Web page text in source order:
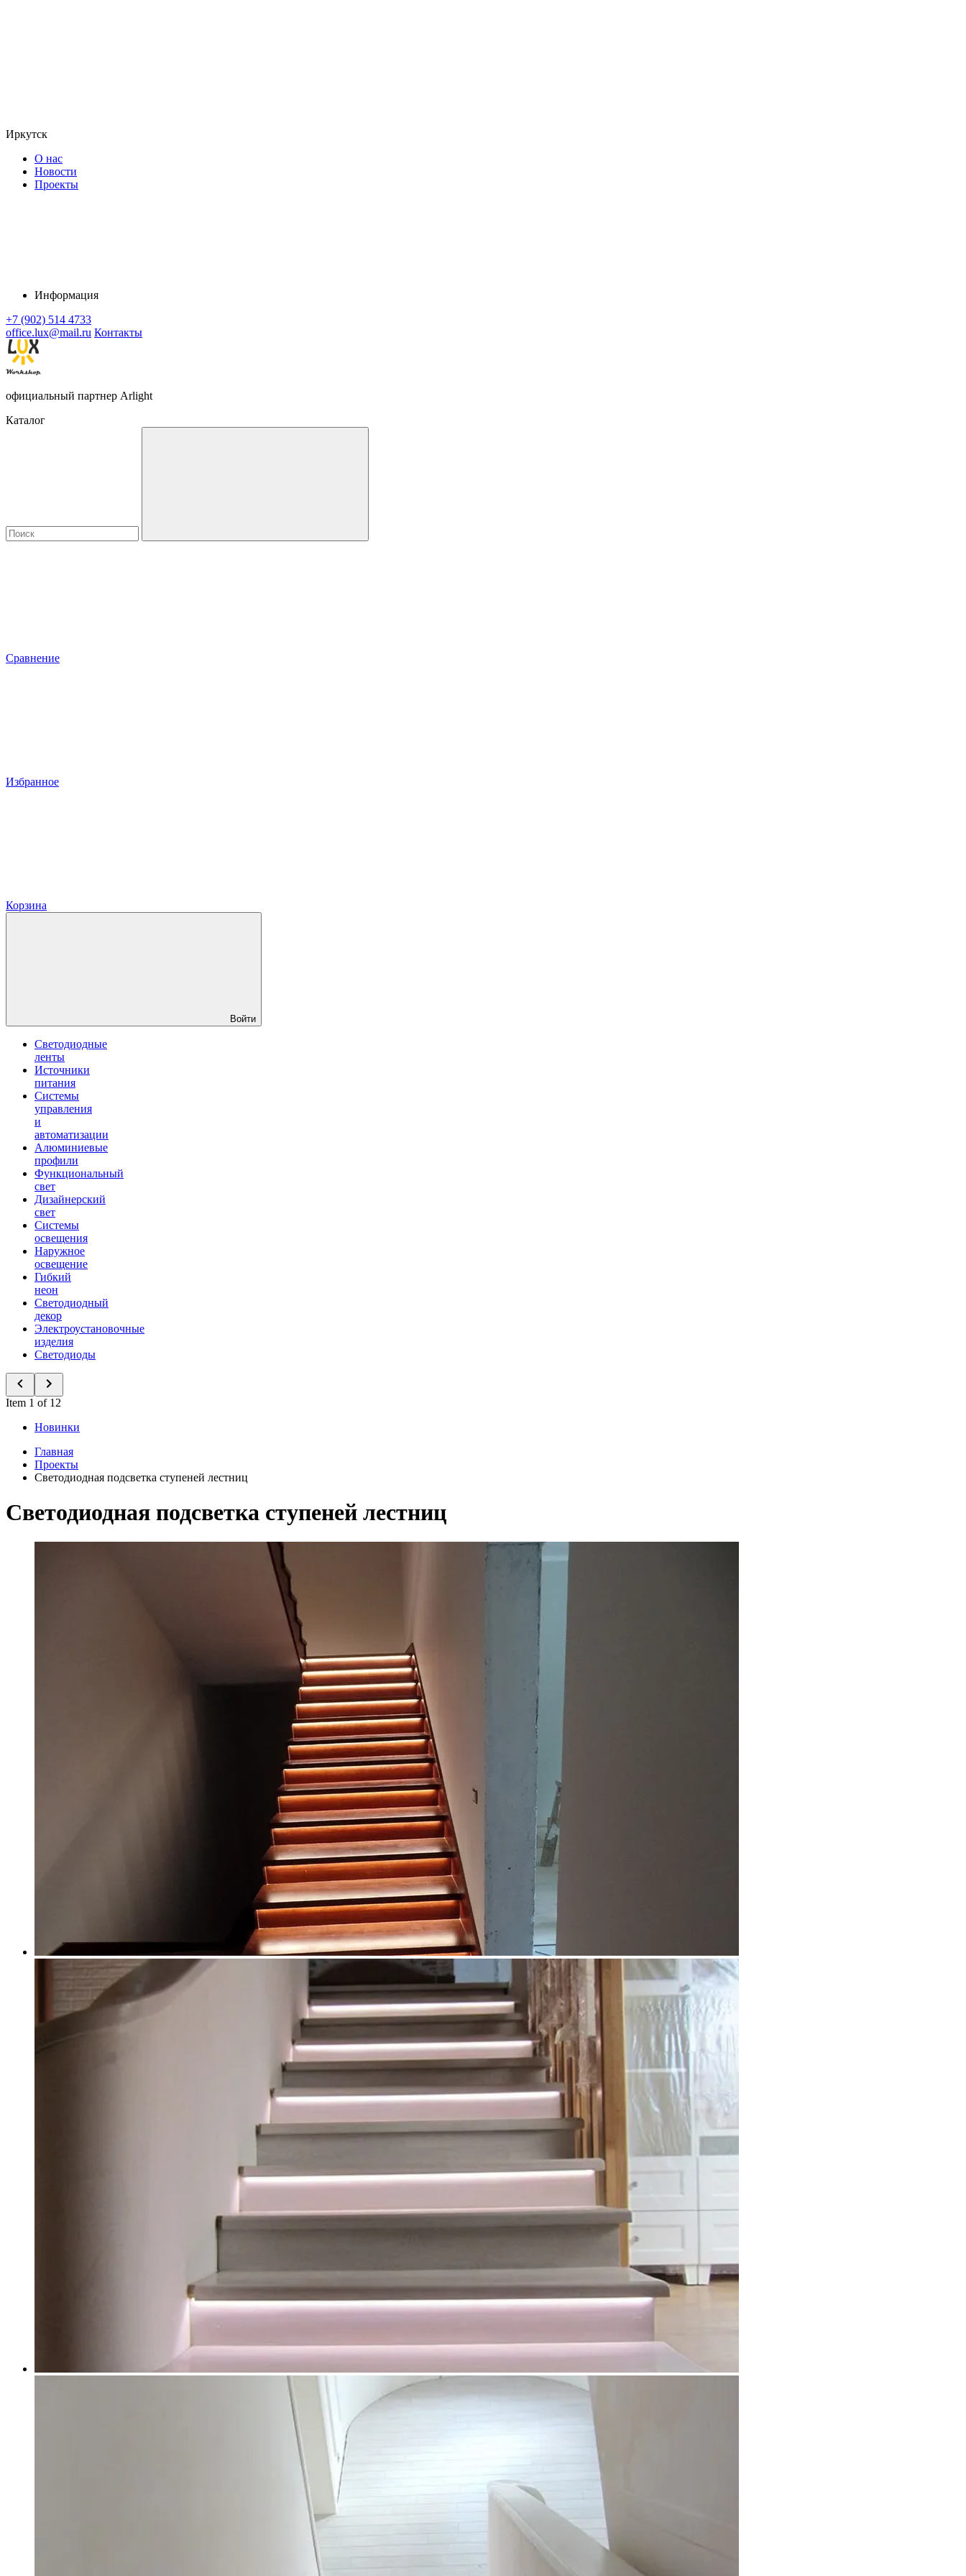
Иркутск
О нас
Новости
Проекты
Информация
+7 (902) 514 4733
office.lux@mail.ru Контакты
официальный партнер Arlight
Каталог
Сравнение
Избранное
Корзина
Войти
Светодиодные
ленты
Источники
питания
Системы
управления
и
автоматизации
Алюминиевые
профили
Функциональный
свет
Дизайнерский
свет
Системы
освещения
Наружное
освещение
Гибкий
неон
Светодиодный
декор
Электроустановочные
изделия
Светодиоды
Item 1 of 12
Новинки
Главная
Проекты
Светодиодная подсветка ступеней лестниц
Светодиодная подсветка ступеней лестниц